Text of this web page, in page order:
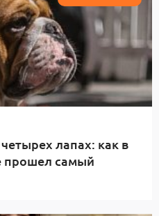
лапах: как в
прошел самый